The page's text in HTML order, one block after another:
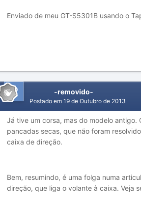
Enviado de meu GT-S5301B usando o
-removido-
Postado em 19 de Outubro de 2013
Já tive um corsa, mas do modelo antigo.
pancadas secas, que não foram
caixa de direção.
Bem, resumindo, é uma folga numa
direção, que liga o volante à caixa. Veja